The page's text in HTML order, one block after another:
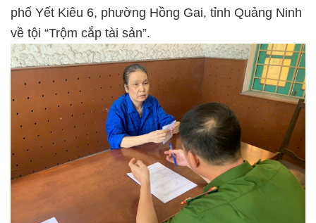
phố Yết Kiêu 6, phường Hồng Gai, tỉnh Quảng Ninh
về tội “Trộm cắp tài sản”.